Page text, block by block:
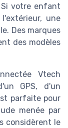
votre enfant
une
Des marques
des modèles
Vtech
GPS, d'un
parfaite pour
menée par
considèrent le